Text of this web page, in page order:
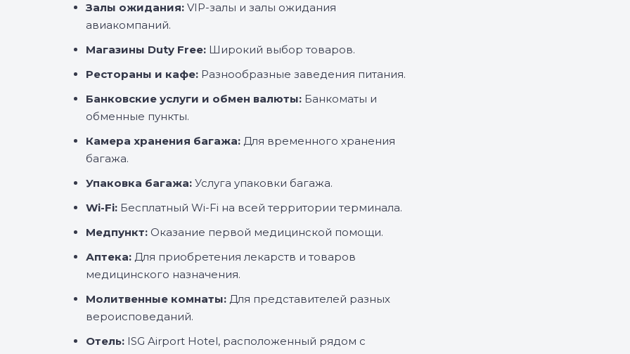
Залы ожидания: VIP-залы и залы ожидания
авиакомпаний.
Магазины Duty Free: Широкий выбор товаров.
Рестораны и кафе: Разнообразные заведения питания.
Банковские услуги и обмен валюты: Банкоматы и
обменные пункты.
Камера хранения багажа: Для временного хранения
багажа.
Упаковка багажа: Услуга упаковки багажа.
Wi-Fi: Бесплатный Wi-Fi на всей территории терминала.
Медпункт: Оказание первой медицинской помощи.
Аптека: Для приобретения лекарств и товаров
медицинского назначения.
Молитвенные комнаты: Для представителей разных
вероисповеданий.
Отель: ISG Airport Hotel, расположенный рядом с